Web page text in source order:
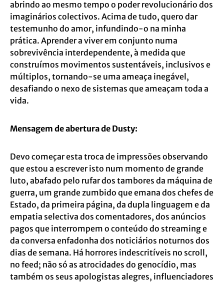
abrindo ao mesmo tempo o poder revolucionário dos
imaginários colectivos. Acima de tudo, quero dar
testemunho do amor, infundindo-o na minha
prática. Aprender a viver em conjunto numa
sobrevivência interdependente, à medida que
construímos movimentos sustentáveis, inclusivos e
múltiplos, tornando-se uma ameaça inegável,
desafiando o nexo de sistemas que ameaçam toda a
vida.
Mensagem de abertura de Dusty:
Devo começar esta troca de impressões observando
que estou a escrever isto num momento de grande
luto, abafado pelo rufar dos tambores da máquina de
guerra, um grande zumbido que emana dos chefes de
Estado, da primeira página, da dupla linguagem e da
empatia selectiva dos comentadores, dos anúncios
pagos que interrompem o conteúdo do streaming e
da conversa enfadonha dos noticiários noturnos dos
dias de semana. Há horrores indescritíveis no scroll,
no feed; não só as atrocidades do genocídio, mas
também os seus apologistas alegres, influenciadores